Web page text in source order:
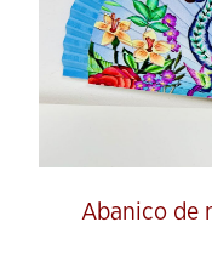
Abanico de